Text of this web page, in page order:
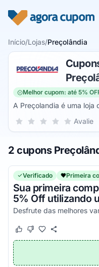
Início/Lojas/Preçolândia
Melhor cupom: até 5%
A Preçolandia é uma loja
tipos de produtos.
mais), mesa (aparelho
eletroportáteis
banheiro, adornos etc.),
organização limpeza e
Sua nota para
5 estrelas
4 estrelas
3 estrelas
2 estrelas
1 estrela Avalie
2 cupons
Verificado Primeira
Sua primeira
5% Off utilizando
Este cupom funcionou
Este cupom não